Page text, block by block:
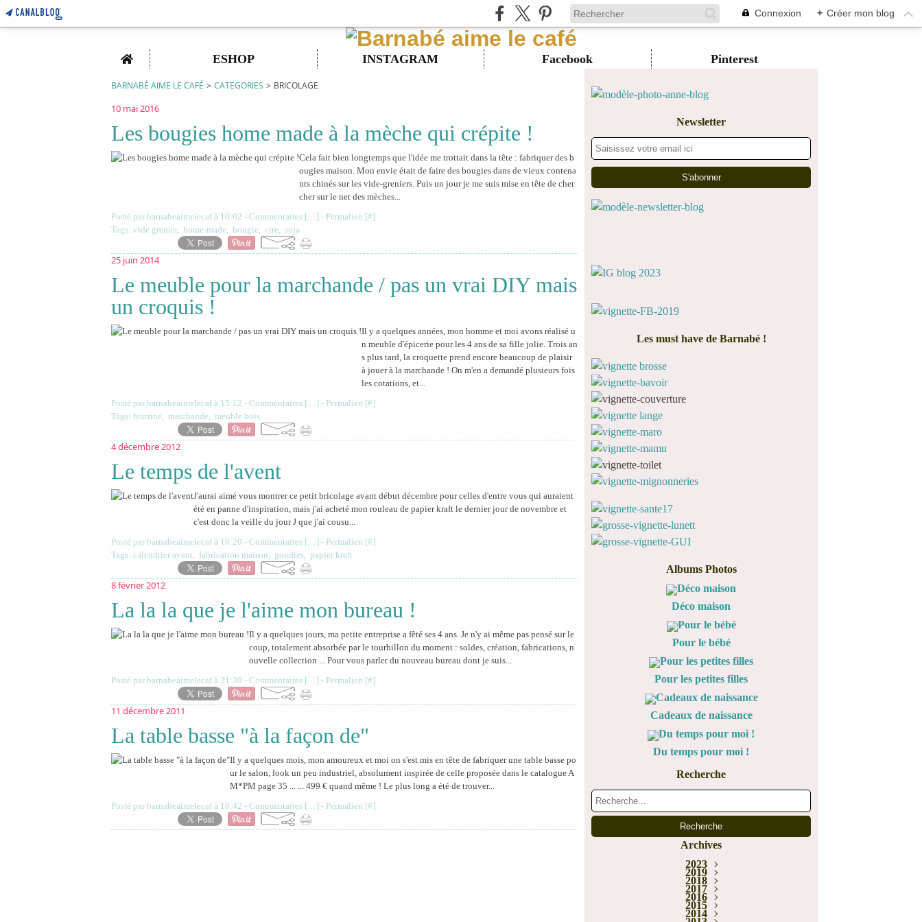
Connexion + Créer mon blog
Home ESHOP INSTAGRAM Facebook Pinterest
BARNABÉ AIME LE CAFÉ > CATEGORIES > BRICOLAGE
10 mai 2016
Les bougies home made à la mèche qui crépite !
Cela fait bien longtemps que l'idée me trottait dans la tête : fabriquer des b
ougies maison. Mon envie était de faire des bougies dans de vieux contena
nts chinés sur les vide-greniers. Puis un jour je me suis mise en tête de cher
cher sur le net des mèches...
Posté par barnabeaimelecaf à 10:02 - Commentaires […] - Permalien [#]
Tags: vide grenier, home-made, bougie, cire, soja
25 juin 2014
Le meuble pour la marchande / pas un vrai DIY mais
un croquis !
Il y a quelques années, mon homme et moi avons réalisé u
n meuble d'épicerie pour les 4 ans de sa fille jolie. Trois an
s plus tard, la croquette prend encore beaucoup de plaisir
à jouer à la marchande ! On m'en a demandé plusieurs fois
les cotations, et...
Posté par barnabeaimelecaf à 15:12 - Commentaires […] - Permalien [#]
Tags: feutrine, marchande, meuble bois
4 décembre 2012
Le temps de l'avent
J'aurai aimé vous montrer ce petit bricolage avant début décembre pour celles d'entre vous qui auraient
été en panne d'inspiration, mais j'ai acheté mon rouleau de papier kraft le dernier jour de novembre et
c'est donc la veille du jour J que j'ai cousu...
Posté par barnabeaimelecaf à 16:20 - Commentaires […] - Permalien [#]
Tags: calendrier avent, fabrication maison, goodies, papier kraft
8 février 2012
La la la que je l'aime mon bureau !
Il y a quelques jours, ma petite entreprise a fêté ses 4 ans. Je n'y ai même pas pensé sur le
coup, totalement absorbée par le tourbillon du moment : soldes, création, fabrications, n
ouvelle collection ... Pour vous parler du nouveau bureau dont je suis...
Posté par barnabeaimelecaf à 21:30 - Commentaires […] - Permalien [#]
11 décembre 2011
La table basse "à la façon de"
Il y a quelques mois, mon amoureux et moi on s'est mis en tête de fabriquer une table basse po
ur le salon, look un peu industriel, absolument inspirée de celle proposée dans le catalogue A
M*PM page 35 ... ... 499 € quand même ! Le plus long a été de trouver...
Posté par barnabeaimelecaf à 18:42 - Commentaires […] - Permalien [#]
Newsletter
Les must have de Barnabé !
Albums Photos
Déco maison
Pour le bébé
Pour les petites filles
Cadeaux de naissance
Du temps pour moi !
Recherche
Archives
2023
Janvier
2019
Juin (1)
Février
2018
Décembre
Novembre
Juillet(2)
Mai (1)
2017
Décembre
Novembre
Octobre
2016
Décembre
Novembre
2015
Décembre
2014